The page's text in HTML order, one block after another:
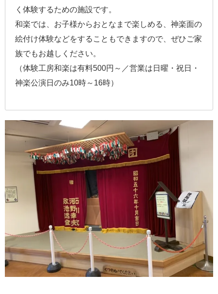
く体験するための施設です。
和楽では、お子様からおとなまで楽しめる、神楽面の
絵付け体験などをすることもできますので、ぜひご家
族でもお越しください。
（体験工房和楽は有料500円～／営業は日曜・祝日・
神楽公演日のみ10時～16時）